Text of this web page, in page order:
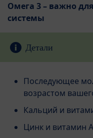
Омега 3 – важно
системы
Детали
Последующее
возрастом
Кальций и
Цинк и витамин